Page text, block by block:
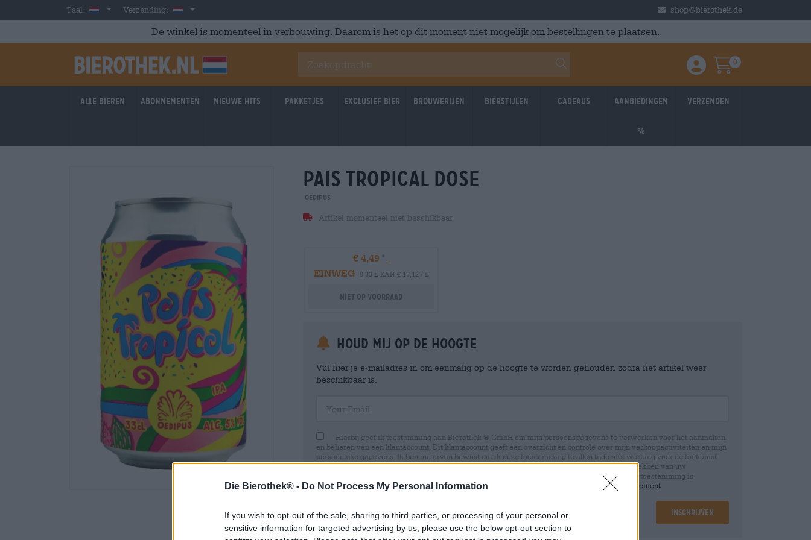
Die Bierothek® - Do Not Process My Personal Information
If you wish to opt-out of the sale, sharing to third parties, or processing of your personal or
sensitive information for targeted advertising by us, please use the below opt-out section to
Skip to main content
Taal: DutchVerzending: Nederland shop@bierothek.de
De winkel is momenteel in verbouwing. Daarom is het op dit moment niet mogelijk om bestellingen te plaatsen.
Einloggen / Anmelden
Warenkorb
0
Alle bieren Abonnementen Nieuwe hits Pakketjes Exclusief Bier Brouwerijen Bierstijlen Cadeaus Aanbiedingen
%
Verzenden
pais tropical dose
Oedipus
Artikel momenteel niet beschikbaar
€ 4,49
EINWEG
0,33 L KAN € 13,12 / L
Niet op voorraad
Houd mij op de hoogte
Vul hier je e-mailadres in om eenmalig op de hoogte te worden gehouden zodra het artikel weer
beschikbaar is.
Hierbij geef ik toestemming aan Bierothek ® GmbH om mijn persoonsgegevens te verwerken voor het aanmaken
en beheren van een klantaccount. Dit klantaccount geeft een overzicht en controle over mijn verkoopactiviteiten en mijn
persoonlijke gegevens. Ik ben me ervan bewust dat ik deze toestemming te allen tijde met werking voor de toekomst
kan intrekken door een e-mail te sturen naar shop@bierothek.de. Wij informeren u dat het intrekken van uw
toestemming geen invloed heeft op de rechtmatigheid van de verwerking die op basis van uw toestemming is
uitgevoerd tot het moment van intrekking. Meer informatie vindt u in onze
data protection statement
Inschrijven